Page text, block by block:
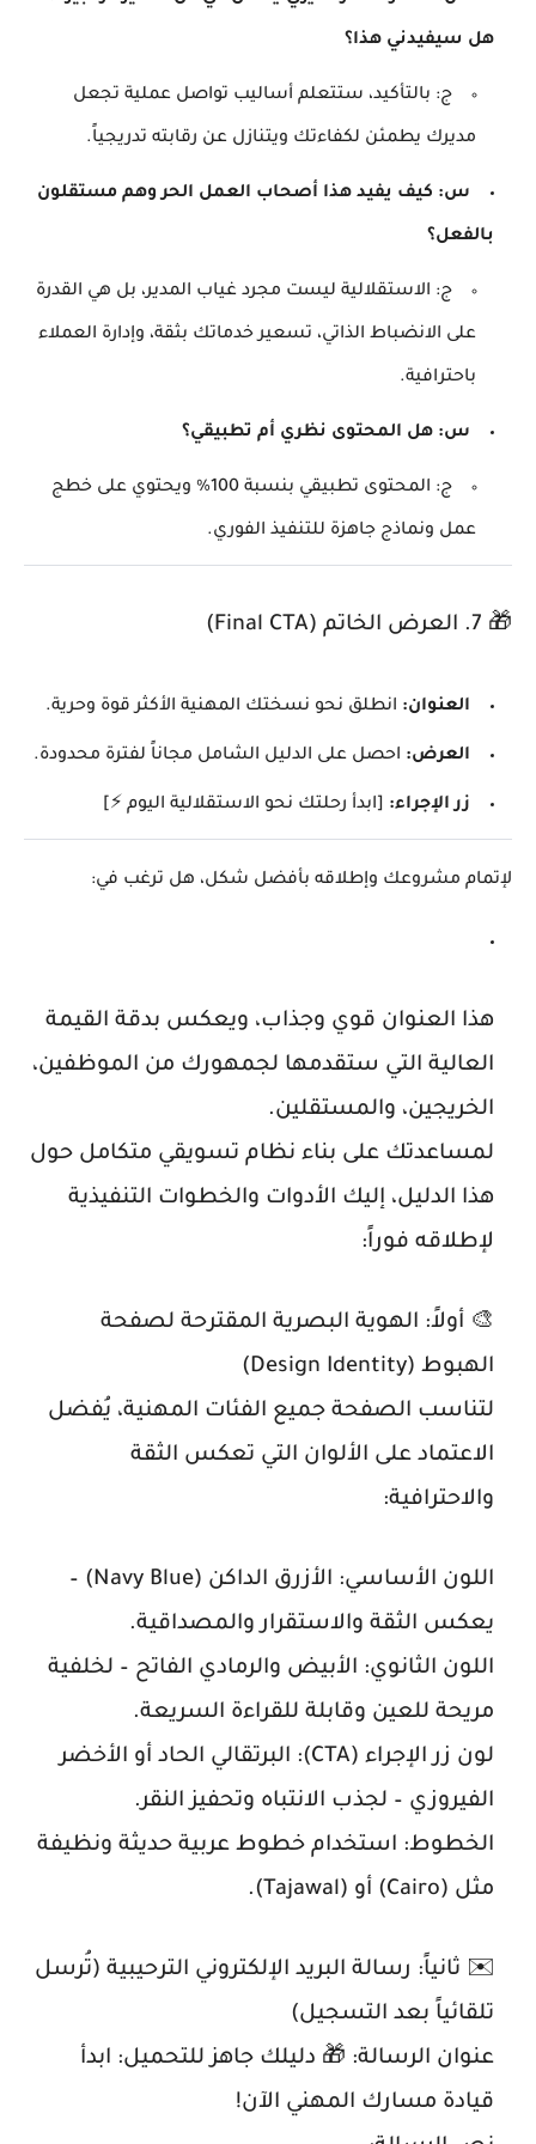
هل سيفيدني هذا؟
ج: بالتأكيد، ستتعلم أساليب تواصل عملية تجعل
مديرك يطمئن لكفاءتك ويتنازل عن رقابته تدريجياً.
س: كيف يفيد هذا أصحاب العمل الحر وهم مستقلون
بالفعل؟
ج: الاستقلالية ليست مجرد غياب المدير، بل هي القدرة
على الانضباط الذاتي، تسعير خدماتك بثقة، وإدارة العملاء
باحترافية.
س: هل المحتوى نظري أم تطبيقي؟
ج: المحتوى تطبيقي بنسبة 100% ويحتوي على خطج
عمل ونماذج جاهزة للتنفيذ الفوري.
🎁 7. العرض الخاتم (Final CTA)
العنوان: انطلق نحو نسختك المهنية الأكثر قوة وحرية.
العرض: احصل على الدليل الشامل مجاناً لفترة محدودة.
زر الإجراء: [ابدأ رحلتك نحو الاستقلالية اليوم ⚡]
لإتمام مشروعك وإطلاقه بأفضل شكل، هل ترغب في:
هذا العنوان قوي وجذاب، ويعكس بدقة القيمة
العالية التي ستقدمها لجمهورك من الموظفين،
الخريجين، والمستقلين.
لمساعدتك على بناء نظام تسويقي متكامل حول
هذا الدليل، إليك الأدوات والخطوات التنفيذية
لإطلاقه فوراً:
🎨 أولاً: الهوية البصرية المقترحة لصفحة
الهبوط (Design Identity)
لتناسب الصفحة جميع الفئات المهنية، يُفضل
الاعتماد على الألوان التي تعكس الثقة
والاحترافية:
اللون الأساسي: الأزرق الداكن (Navy Blue) –
يعكس الثقة والاستقرار والمصداقية.
اللون الثانوي: الأبيض والرمادي الفاتح – لخلفية
مريحة للعين وقابلة للقراءة السريعة.
لون زر الإجراء (CTA): البرتقالي الحاد أو الأخضر
الفيروزي – لجذب الانتباه وتحفيز النقر.
الخطوط: استخدام خطوط عربية حديثة ونظيفة
مثل (Cairo) أو (Tajawal).
✉️ ثانياً: رسالة البريد الإلكتروني الترحيبية (تُرسل
تلقائياً بعد التسجيل)
عنوان الرسالة: 🎁 دليلك جاهز للتحميل: ابدأ
قيادة مسارك المهني الآن!